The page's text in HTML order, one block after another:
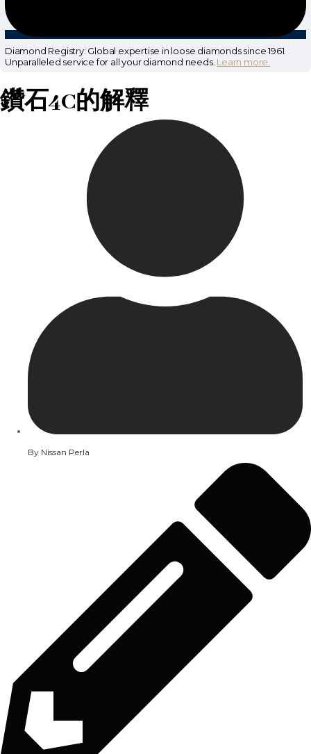
Diamond Registry: Global expertise in loose diamonds since 1961.
Unparalleled service for all your diamond needs. Learn more.
鑽石4C的解釋
By Nissan Perla